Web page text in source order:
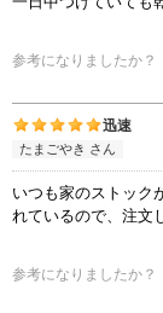
参考になりましたか？
迅速
たまごやき さん
いつも家のストック
れているので、注文
参考になりましたか？